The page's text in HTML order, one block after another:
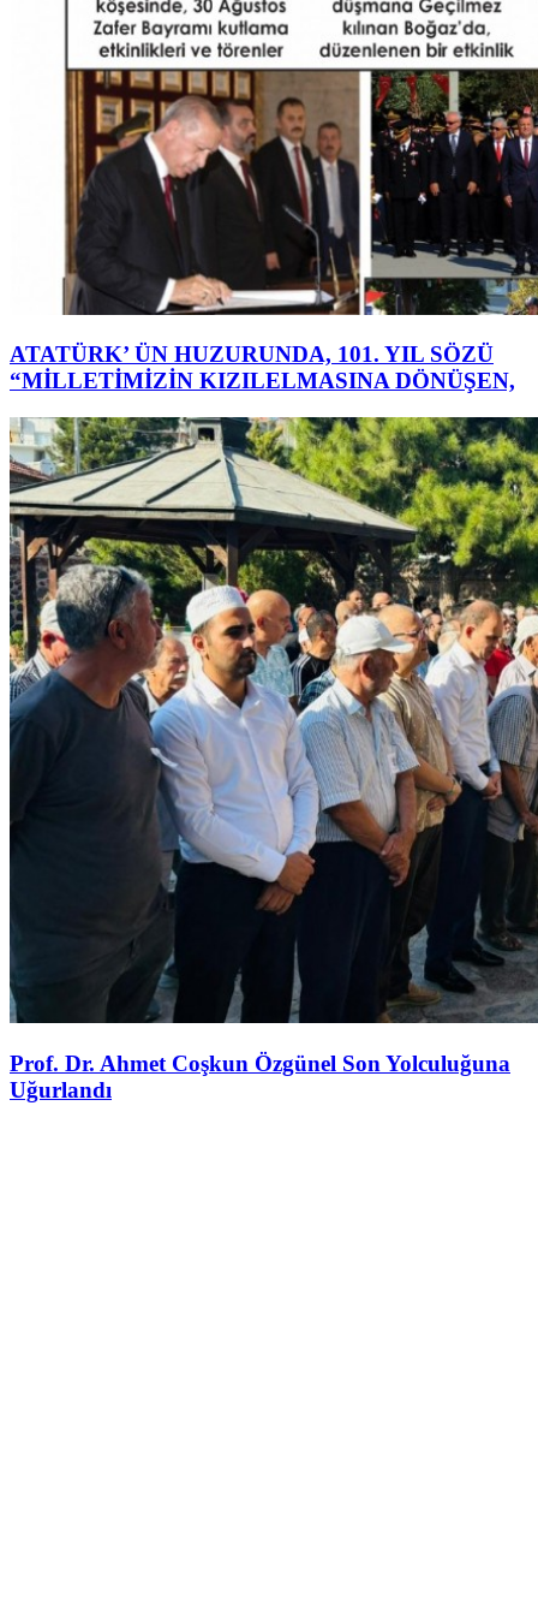
ATATÜRK’ ÜN HUZURUNDA, 101. YIL SÖZÜ
“MİLLETİMİZİN KIZILELMASINA DÖNÜŞEN,
Prof. Dr. Ahmet Coşkun Özgünel Son Yolculuğuna
Uğurlandı